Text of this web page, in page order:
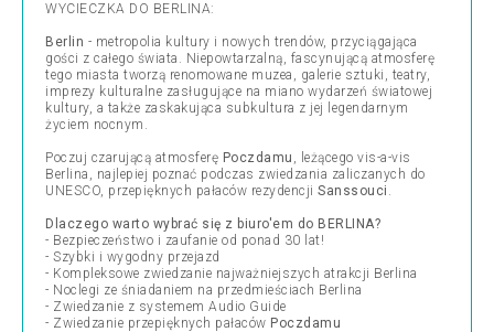
WYCIECZKA DO BERLINA:
Berlin - metropolia kultury i nowych trendów, przyciągająca
gości z całego świata. Niepowtarzalną, fascynującą atmosferę
tego miasta tworzą renomowane muzea, galerie sztuki, teatry,
imprezy kulturalne zasługujące na miano wydarzeń światowej
kultury, a także zaskakująca subkultura z jej legendarnym
życiem nocnym.
Poczuj czarującą atmosferę Poczdamu , leżącego vis-a-vis
Berlina, najlepiej poznać podczas zwiedzania zaliczanych do
UNESCO, przepięknych pałaców rezydencji Sanssouci .
Dlaczego warto wybrać się z biuro'em do BERLINA?
- Bezpieczeństwo i zaufanie od ponad 30 lat!
- Szybki i wygodny przejazd
- Kompleksowe zwiedzanie najważniejszych atrakcji Berlina
- Noclegi ze śniadaniem na przedmieściach Berlina
- Zwiedzanie z systemem Audio Guide
- Zwiedzanie przepięknych pałaców Poczdamu